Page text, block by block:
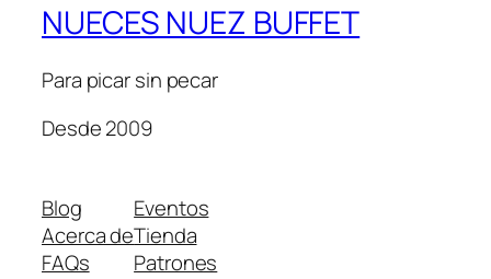
NUECES NUEZ BUFFET
Para picar sin pecar
Desde 2009
Blog
Acerca de
FAQs
Eventos
Tienda
Patrones